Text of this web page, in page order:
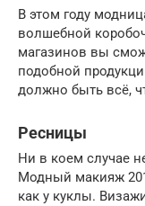
В этом году
волшебной
магазинов вы
подобной
должно быть всё,
Ресницы
Ни в коем случае
Модный макияж
как у куклы.